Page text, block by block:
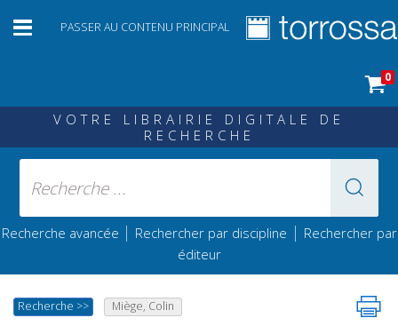
PASSER AU CONTENU PRINCIPAL
0
VOTRE LIBRAIRIE DIGITALE DE
RECHERCHE
Recherche avancée | Rechercher par discipline | Rechercher par
éditeur
Recherche >> Miège, Colin